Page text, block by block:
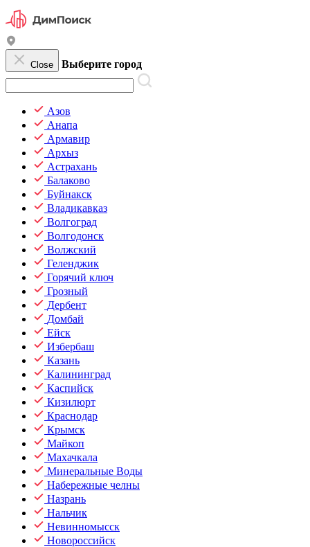
Close Выберите город
Азов
Анапа
Армавир
Архыз
Астрахань
Балаково
Буйнакск
Владикавказ
Волгоград
Волгодонск
Волжский
Геленджик
Горячий ключ
Грозный
Дербент
Домбай
Ейск
Избербаш
Казань
Калининград
Каспийск
Кизилюрт
Краснодар
Крымск
Майкоп
Махачкала
Минеральные Воды
Набережные челны
Назрань
Нальчик
Невинномысск
Новороссийск